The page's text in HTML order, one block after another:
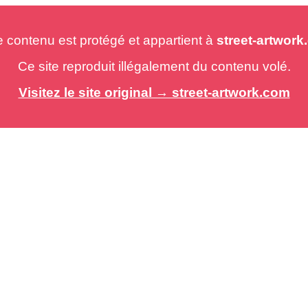
est protégé et appartient à street-
Ce site reproduit illégalement du contenu volé.
Visitez le site original → street-artwork.com